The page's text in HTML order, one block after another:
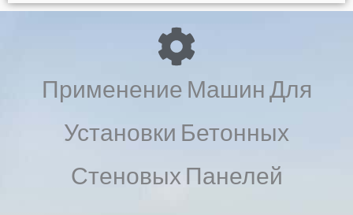
Применение Машин Для
Установки Бетонных
Стеновых Панелей